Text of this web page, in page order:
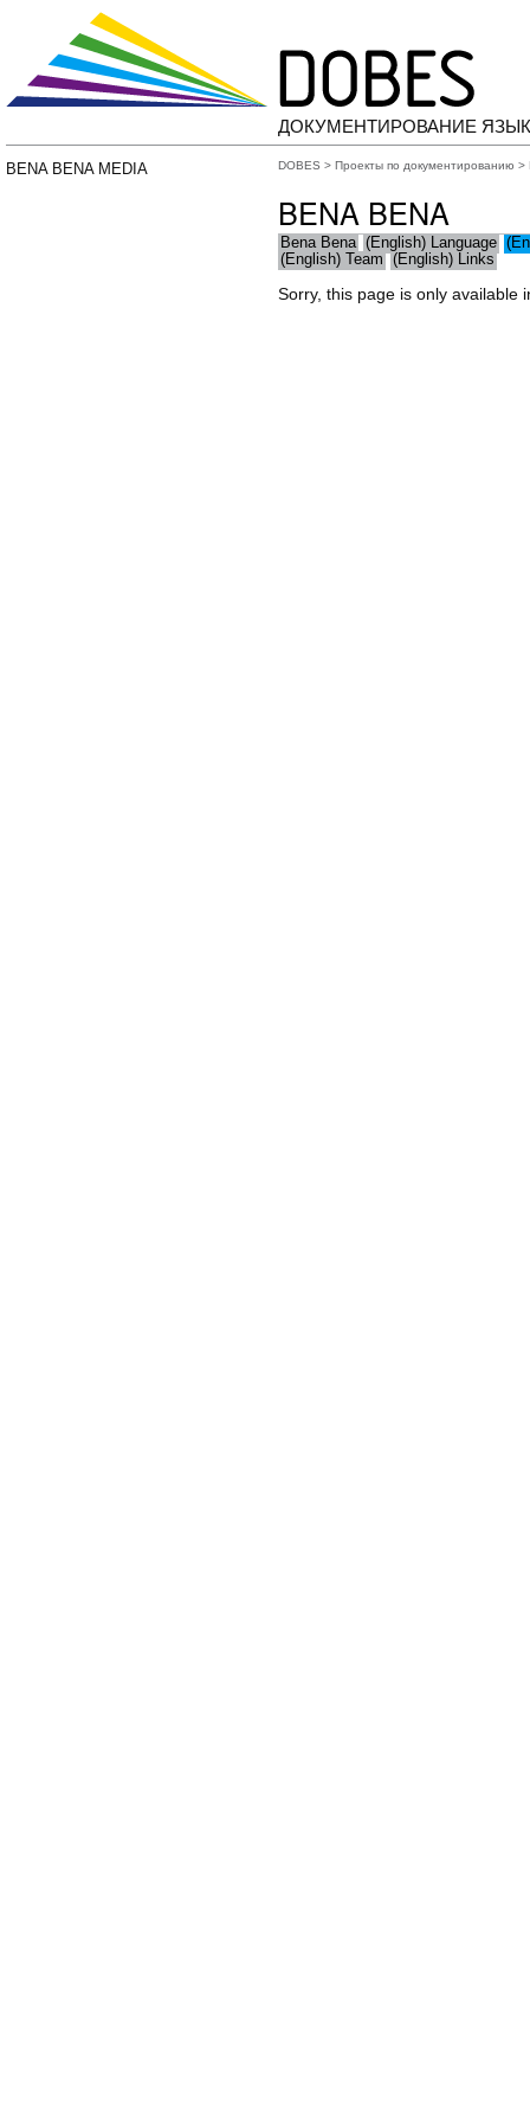
ДОКУМЕНТИРОВАНИЕ
BENA BENA MEDIA DOBES > Проекты по документированию >
BENA BENA
Bena Bena (English) Language
(English) Team
(English) Links
Sorry, this page is only available